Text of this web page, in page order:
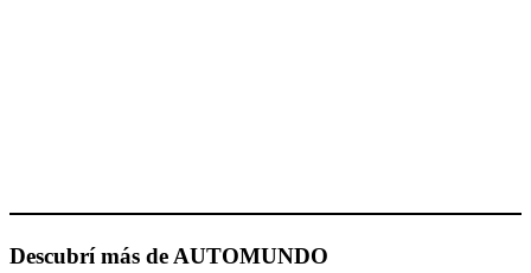
Descubrí más de AUTOMUNDO